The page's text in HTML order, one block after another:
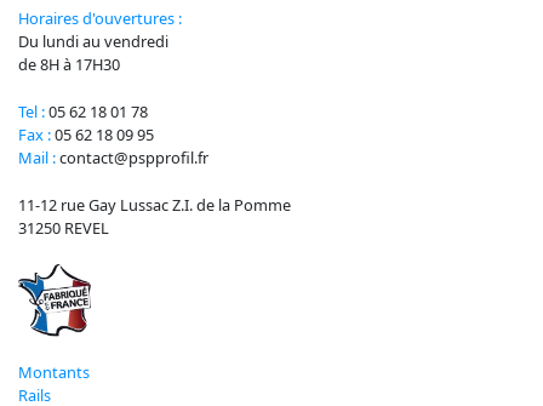
11-12 rue Gay Lussac Z.I. de la Pomme
31250 REVEL
Tel :05 62 18 01 78
Fax :05 62 18 09 95
Mail :contact@pspprofil.fr
Horaires d'ouvertures :
Du lundi au vendredi
de 8H à 17H30
Montants
Rails